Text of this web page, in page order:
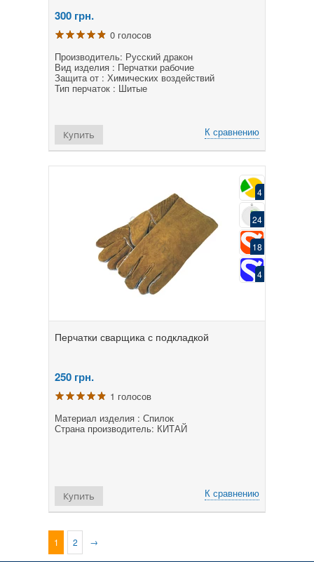
300 грн.
0 голосов
Производитель: Русский дракон
Вид изделия : Перчатки рабочие
Защита от : Химических воздействий
Тип перчаток : Шитые
К сравнению
Купить
4
24
18
4
Перчатки сварщика с подкладкой
250 грн.
1 голосов
Материал изделия : Спилок
Страна производитель: КИТАЙ
К сравнению
Купить
1 2 →